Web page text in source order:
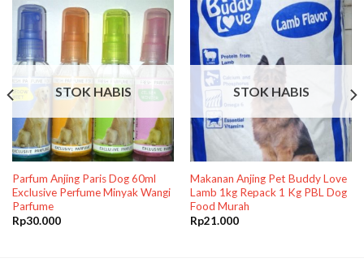
STOK HABIS
Parfum Anjing Paris Dog 60ml
Exclusive Perfume Minyak Wangi
Parfume
Rp30.000
STOK HABIS
Makanan Anjing Pet Buddy Love
Lamb 1kg Repack 1 Kg PBL Dog
Food Murah
Rp21.000